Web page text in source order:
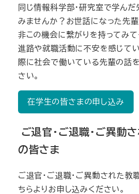
同じ情報科学部・研究室で学ん
みませんか？お世話になった先
非この機会に繋がりを持ってみ
進路や就職活動に不安を感じて
際に社会で働いている先輩の話
さい。
在学生の皆さまの申し込み
ご退官・ご退職・ご異動
の皆さま
ご退官・ご退職・ご異動された教
ちらよりお申し込みください。